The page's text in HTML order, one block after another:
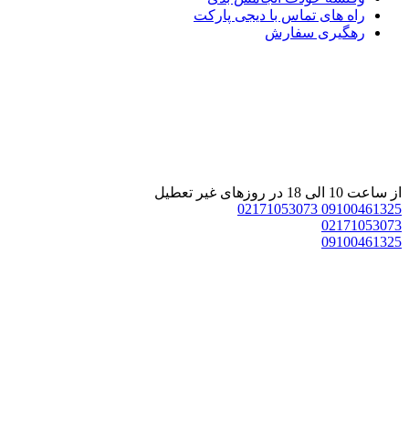
راه های تماس با دیجی پارکت
رهگیری سفارش
ساعت 10 الی 18 در روزهای غیر تعطیل
02171053073